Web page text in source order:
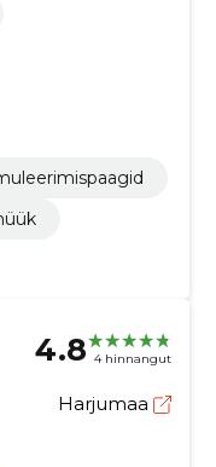
4.8 4 hinnangut
Harjumaa